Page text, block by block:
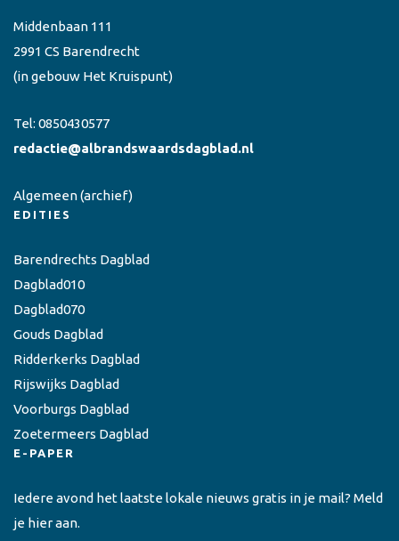
Middenbaan 111
2991 CS Barendrecht
(in gebouw Het Kruispunt)
Tel: 0850430577
redactie@albrandswaardsdagblad.nl
Algemeen(archief)
EDITIES
Barendrechts Dagblad
Dagblad010
Dagblad070
Gouds Dagblad
Ridderkerks Dagblad
Rijswijks Dagblad
Voorburgs Dagblad
Zoetermeers Dagblad
E-PAPER
Iedere avond het laatste lokale nieuws gratis in je mail? Meld
je hier aan.